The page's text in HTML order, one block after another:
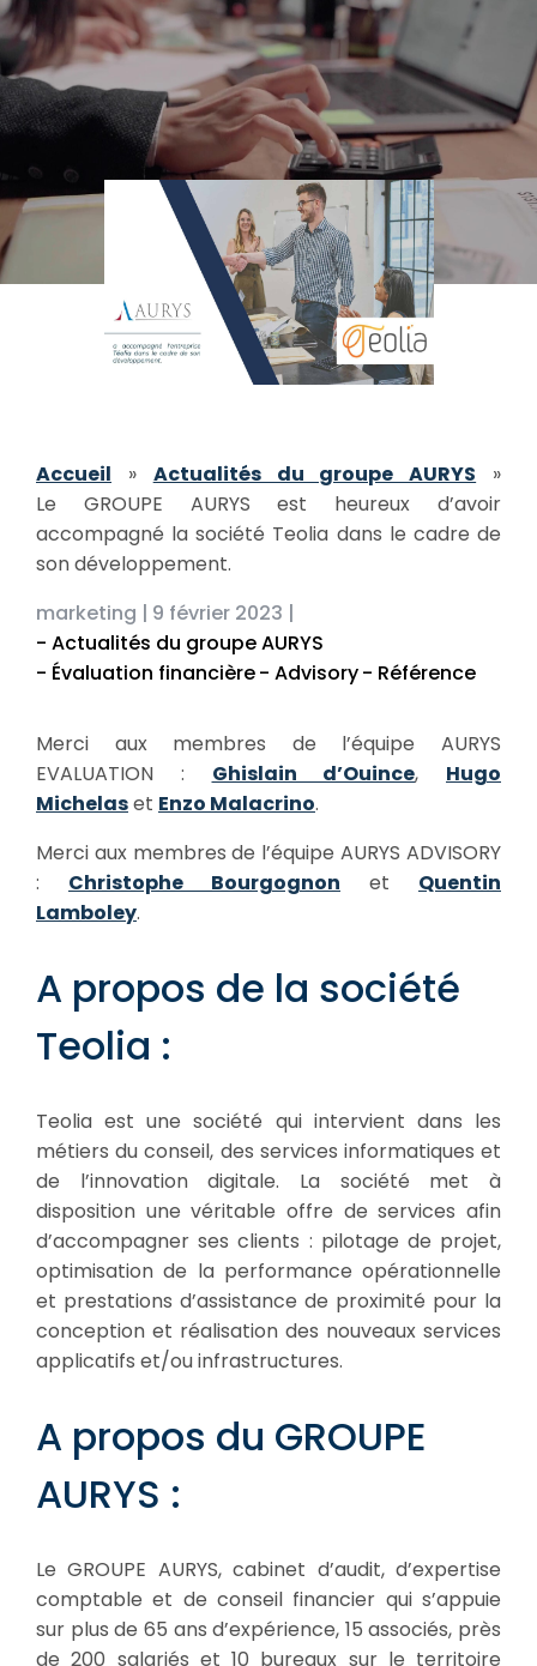
Accueil » Actualités du groupe AURYS »
Le GROUPE AURYS est heureux d’avoir
accompagné la société Teolia dans le cadre de
son développement.
marketing | 9 février 2023 |
- Actualités du groupe AURYS
- Évaluation financière- Advisory- Référence
Merci aux membres de l’équipe AURYS
EVALUATION : Ghislain d’Ouince, Hugo
Michelaset Enzo Malacrino.
Merci aux membres de l’équipe AURYS ADVISORY
: Christophe Bourgognon et Quentin
Lamboley.
A propos de la société
Teolia :
Teolia est une société qui intervient dans les
métiers du conseil, des services informatiques et
de l’innovation digitale.​ La société met à
disposition une véritable offre de services afin
d’accompagner ses clients : pilotage de projet,
optimisation de la performance opérationnelle
et prestations d’assistance de proximité pour la
conception et réalisation des nouveaux services
applicatifs et/ou infrastructures.
A propos du GROUPE
AURYS :
Le GROUPE AURYS, cabinet d’audit, d’expertise
comptable et de conseil financier qui s’appuie
sur plus de 65 ans d’expérience, 15 associés, près
de 200 salariés et 10 bureaux sur le territoire